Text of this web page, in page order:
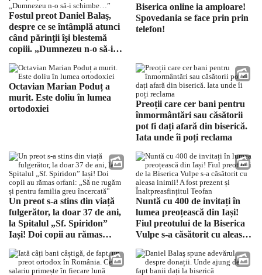
Fostul preot Daniel Balaş,
despre ce se întâmplă atunci
când părinţii îşi blestemă
copiii. „Dumnezeu n-o să-i
Biserica online ia amploare!
Spovedania se face prin prin
telefon!
Octavian Marian Poduț a
murit. Este doliu în lumea
ortodoxiei
Preoții care cer bani pentru
înmormântări sau căsătorii
pot fi dați afară din biserică.
Iata unde îi poți reclama
Un preot s-a stins din viață
fulgerător, la doar 37 de ani,
la Spitalul „Sf. Spiridon”
Iași! Doi copii au rămas
pentru familia greu
încercată”
Nuntă cu 400 de invitați în
lumea preoțească din Iași!
Fiul preotului de la Biserica
Vulpe s-a căsătorit cu aleasa
Înaltpreasfințitul Teofan